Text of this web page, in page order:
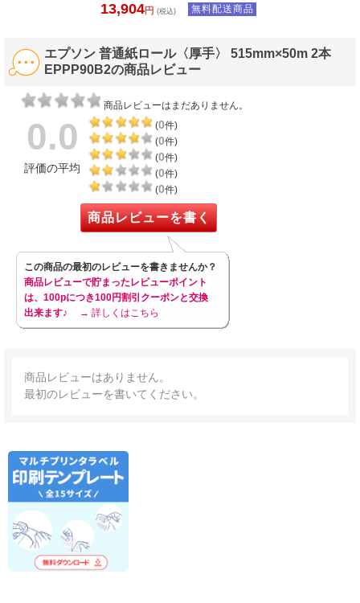
13,904円 (税込) 無料配送商品
エプソン 普通紙ロール〈厚手〉 515mm×50m 2本
EPPP90B2の商品レビュー
商品レビューはまだありません。
0.0
評価の平均
(0件)
(0件)
(0件)
(0件)
(0件)
商品レビューを書く
この商品の最初のレビューを書きませんか？
商品レビューで貯まったレビューポイント
は、100pにつき100円割引クーポンと交換
出来ます♪
→ 詳しくはこちら
商品レビューはありません。
最初のレビューを書いてください。